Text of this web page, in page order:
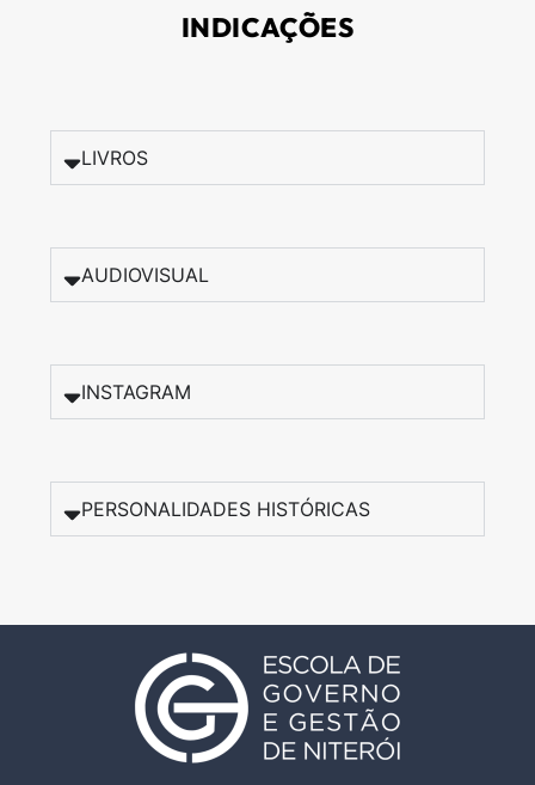
INDICAÇÕES
LIVROS
AUDIOVISUAL
INSTAGRAM
PERSONALIDADES HISTÓRICAS